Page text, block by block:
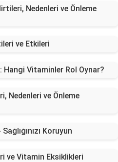
Nedenleri ve Önleme
ve Etkileri
Hangi Vitaminler Rol Oynar?
Nedenleri ve Önleme
Koruyun
ve Vitamin Eksiklikleri